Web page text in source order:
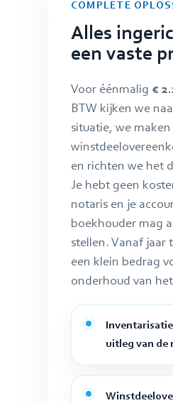
COMPLETE
Alles
een vaste
Voor éénmalig €
BTW kijken we
situatie, we maken
en richten we het
Je hebt geen
notaris en je
boekhouder mag
stellen. Vanaf jaar
een klein bedrag
onderhoud van
uitleg van de